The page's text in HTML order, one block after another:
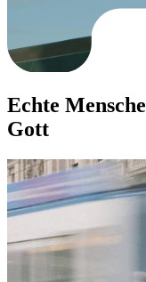
Echte
Gott